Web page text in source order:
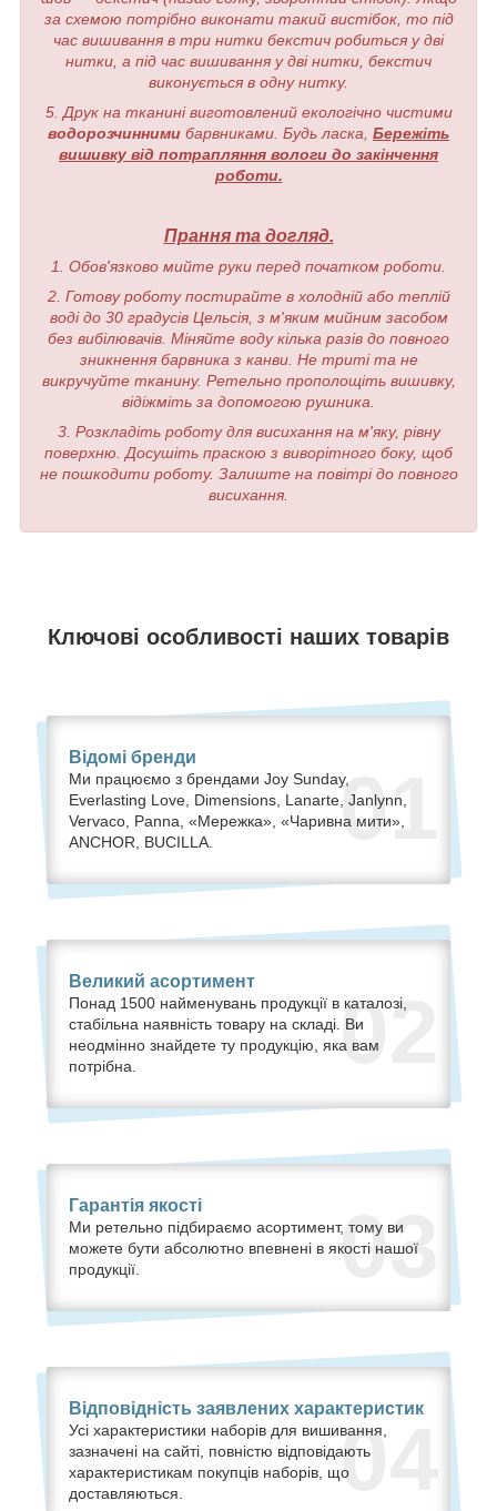
за схемою потрібно виконати такий вистібок, то під
час вишивання в три нитки бекстич робиться у дві
нитки, а під час вишивання у дві нитки, бекстич
виконується в одну нитку.
5. Друк на тканині виготовлений екологічно чистими
водорозчинними барвниками. Будь ласка, Бережіть
вишивку від потрапляння вологи до закінчення
роботи.
Прання та догляд.
1. Обов'язково мийте руки перед початком роботи.
2. Готову роботу постирайте в холодній або теплій
воді до 30 градусів Цельсія, з м'яким мийним засобом
без вибілювачів. Міняйте воду кілька разів до повного
зникнення барвника з канви. Не триті та не
викручуйте тканину. Ретельно прополощіть вишивку,
відіжміть за допомогою рушника.
3. Розкладіть роботу для висихання на м'яку, рівну
поверхню. Досушіть праскою з виворітного боку, щоб
не пошкодити роботу. Залиште на повітрі до повного
висихання.
Ключові особливості наших товарів
01
Відомі бренди
Ми працюємо з брендами Joy Sunday,
Everlasting Love, Dimensions, Lanarte, Janlynn,
Vervaco, Panna, «Мережка», «Чаривна мити»,
ANCHOR, BUCILLA.
02
Великий асортимент
Понад 1500 найменувань продукції в каталозі,
стабільна наявність товару на складі. Ви
неодмінно знайдете ту продукцію, яка вам
потрібна.
03
Гарантія якості
Ми ретельно підбираємо асортимент, тому ви
можете бути абсолютно впевнені в якості нашої
продукції.
04
Відповідність заявлених характеристик
Усі характеристики наборів для вишивання,
зазначені на сайті, повністю відповідають
характеристикам покупців наборів, що
доставляються.